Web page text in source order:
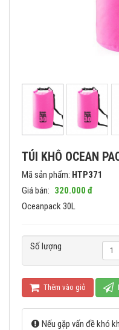
TÚI KHÔ OCEAN
Mã sản phẩm: HTP371
Giá bán: 320.000 đ
Oceanpack 30L
Số lượng
Thêm vào giỏ
Nếu gặp vấn đề khó